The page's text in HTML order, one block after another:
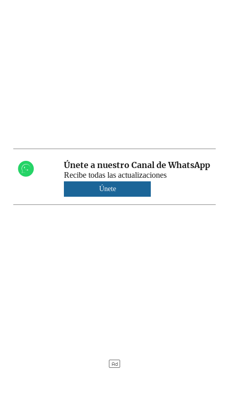
Únete a nuestro Canal de WhatsApp
Recibe todas las actualizaciones
Únete